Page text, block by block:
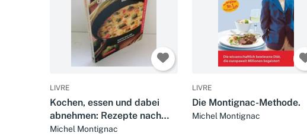
LIVRE
Kochen, essen und dabei
abnehmen: Rezepte nach
der Montignac-Methode
Michel Montignac
LIVRE
Die Montignac-Methode.
Michel Montignac